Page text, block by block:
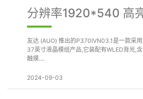
分辨率1920*540 高
友达 (AUO) 推出的P370IVN03.1是一款采
37英寸液晶模组产品,它装配有WLED背光,
触摸....
2024-09-03